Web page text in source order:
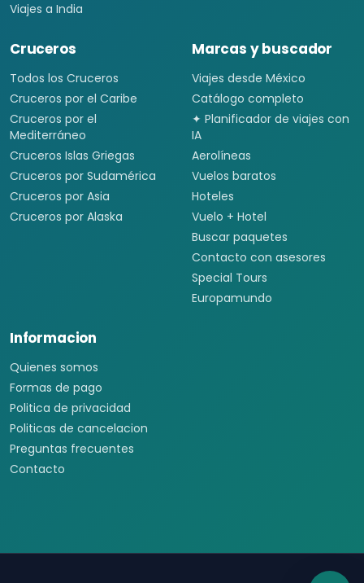
Viajes a India
Cruceros
Todos los Cruceros
Cruceros por el Caribe
Cruceros por el
Mediterráneo
Cruceros Islas Griegas
Cruceros por Sudamérica
Cruceros por Asia
Cruceros por Alaska
Marcas y buscador
Viajes desde México
Catálogo completo
✦ Planificador de viajes con
IA
Aerolíneas
Vuelos baratos
Hoteles
Vuelo + Hotel
Buscar paquetes
Contacto con asesores
Special Tours
Europamundo
Informacion
Quienes somos
Formas de pago
Politica de privacidad
Politicas de cancelacion
Preguntas frecuentes
Contacto